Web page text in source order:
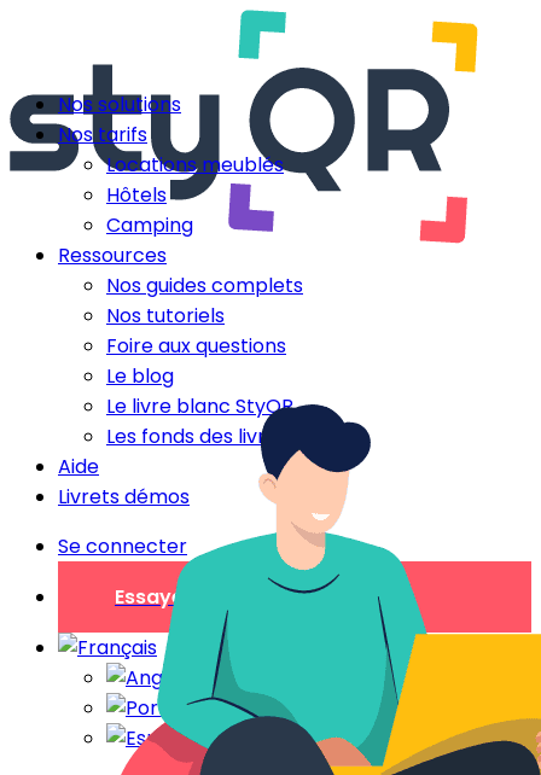
Nos solutions
Nos tarifs
Locations meublés
Hôtels
Camping
Ressources
Nos guides complets
Nos tutoriels
Foire aux questions
Le blog
Le livre blanc StyQR
Les fonds des livrets
Aide
Livrets démos
Se connecter
Essayer gratuitement